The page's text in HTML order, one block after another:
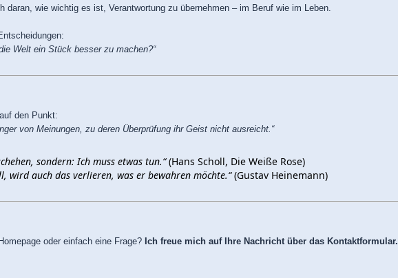
daran, wie wichtig es ist, Verantwortung zu übernehmen – im Beruf wie im Leben.
Welt ein Stück besser zu machen?“
den Punkt:
von Meinungen, zu deren Überprüfung ihr Geist nicht ausreicht.“
sondern: Ich muss etwas tun.“(Hans Scholl, Die Weiße Rose)
wird auch das verlieren, was er bewahren möchte.“(Gustav Heinemann)
oder einfach eine Frage? Ich freue mich auf Ihre Nachricht über das Kontaktformular.